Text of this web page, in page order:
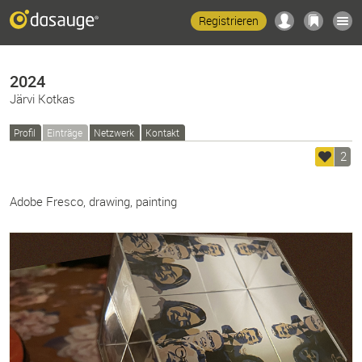
Registrieren
2024
Järvi Kotkas
Profil Einträge Netzwerk Kontakt
2
Adobe Fresco, drawing, painting